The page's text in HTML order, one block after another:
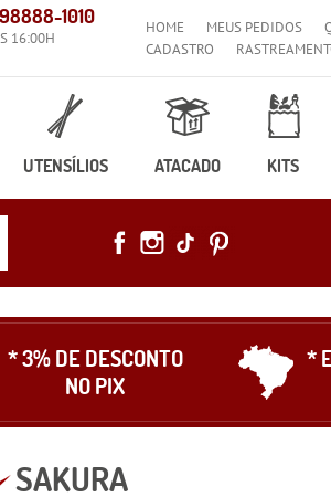
1010
16:00H
HOME MEUS PEDIDOS
CADASTRO
UTENSÍLIOS ATACADO KITS
* 3% DE DESCONTO
NO PIX
*
SAKURA